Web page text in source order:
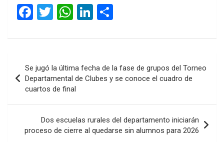
F
ce
b
o
o
k
T
tt
er
W
at
A
p
p
Li
ke
dI
n
m
p
ar
de
entradas
Se jugó la última fecha de la fase de grupos del Torneo
Departamental de Clubes y se conoce el cuadro de
cuartos de final
Dos escuelas rurales del departamento iniciarán
proceso de cierre al quedarse sin alumnos para 2026